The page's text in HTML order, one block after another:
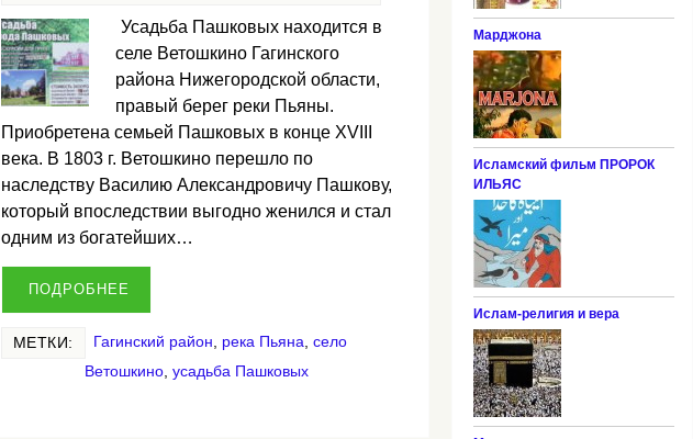
Усадьба Пашковых находится в
селе Ветошкино Гагинского
района Нижегородской области,
правый берег реки Пьяны.
Приобретена семьей Пашковых в конце XVIII
века. В 1803 г. Ветошкино перешло по
наследству Василию Александровичу Пашкову,
который впоследствии выгодно женился и стал
одним из богатейших…
ПОДРОБНЕЕ
МЕТКИ: Гагинский район река Пьяна село
Ветошкино, усадьба Пашковых
Марджона
Исламский фильм ПРОРОК
ИЛЬЯС
Ислам-религия и вера